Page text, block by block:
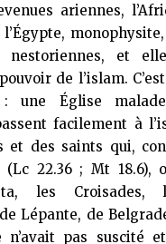
ariennes,
nestoriennes, et
de l’islam.
: une Église
facilement à
et des saints qui,
(Lc 22.36 ; Mt 18.6),
les Croisades,
Lépante, de
n’avait pas suscité